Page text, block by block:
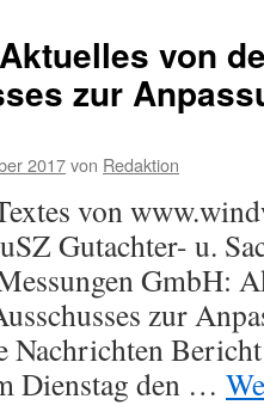
von
zur
2017von Redaktion
von
Gutachter- u.
GmbH:
zur
Nachrichten
Dienstag den …